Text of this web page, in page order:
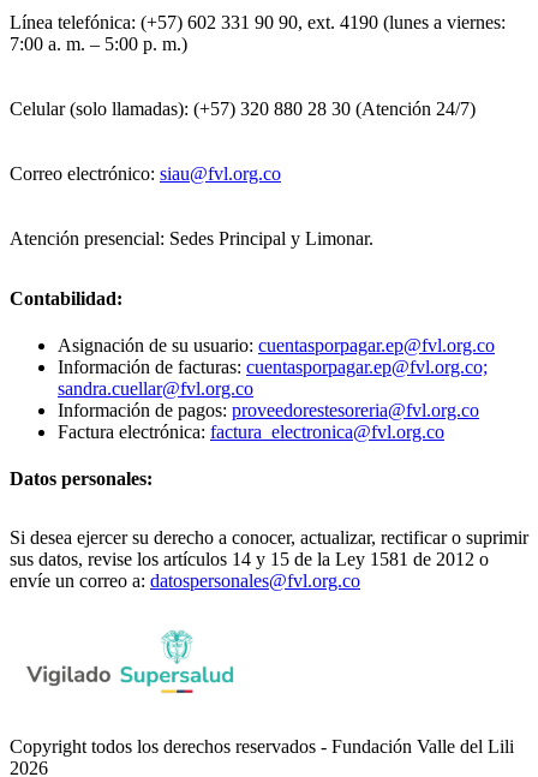
Línea telefónica: (+57) 602 331 90 90, ext. 4190 (lunes a viernes:
7:00 a. m. – 5:00 p. m.)
Celular (solo llamadas): (+57) 320 880 28 30 (Atención 24/7)
Correo electrónico: siau@fvl.org.co
Atención presencial: Sedes Principal y Limonar.
Contabilidad:
Asignación de su usuario: cuentasporpagar.ep@fvl.org.co
Información de facturas: cuentasporpagar.ep@fvl.org.co;
sandra.cuellar@fvl.org.co
Información de pagos: proveedorestesoreria@fvl.org.co
Factura electrónica: factura_electronica@fvl.org.co
Datos personales:
Si desea ejercer su derecho a conocer, actualizar, rectificar o suprimir
sus datos, revise los artículos 14 y 15 de la Ley 1581 de 2012 o
envíe un correo a: datospersonales@fvl.org.co
Copyright todos los derechos reservados - Fundación Valle del Lili
2026